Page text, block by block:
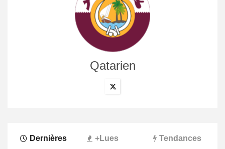
Qatarien
Dernières +Lues Tendances